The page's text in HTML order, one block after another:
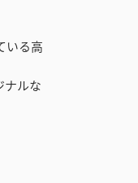
いる高
ナルな